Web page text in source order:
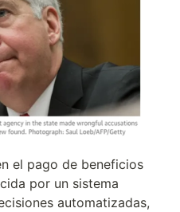
el pago de beneficios
por un sistema
automatizadas,